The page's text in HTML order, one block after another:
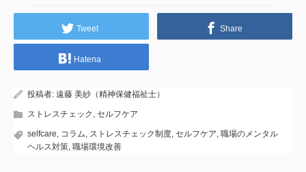
Tweet Share
Hatena
投稿者: 遠藤 美紗（精神保健福祉士）
ストレスチェック セルフケア
selfcare コラム ストレスチェック制度 セルフケア 職場のメンタル
ヘルス対策 職場環境改善